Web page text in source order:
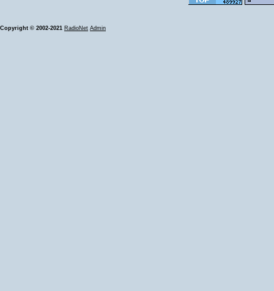
Copyright © 2002-2021 RadioNet Admin